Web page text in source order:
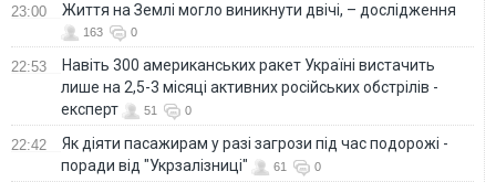
23:00 Життя на Землі могло виникнути двічі, – дослідження
163 0
22:53
Навіть 300 американських ракет Україні вистачить
лише на 2,5-3 місяці активних російських обстрілів -
експерт
51 0
22:42
Як діяти пасажирам у разі загрози під час подорожі -
поради від "Укрзалізниці"
61 0